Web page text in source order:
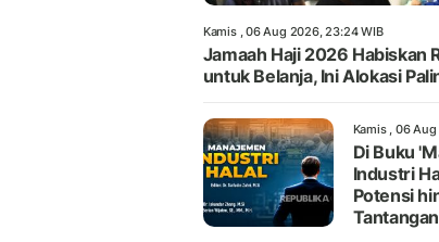
Kamis , 06 Aug 2026, 23:24 WIB
Jamaah Haji 2026 Habiskan
untuk Belanja, Ini Alokasi
Kamis , 06
Di Buku
Industri
Potensi